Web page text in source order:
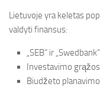
Lietuvoje yra keletas
valdyti finansus:
„SEB“ ir
Investavimo
Biudžeto